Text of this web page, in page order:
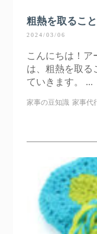
粗熱を取るこ
2024/03/06
こんにちは！ア
は、粗熱を取る
ていきます。 ...
家事の豆知識 家事代